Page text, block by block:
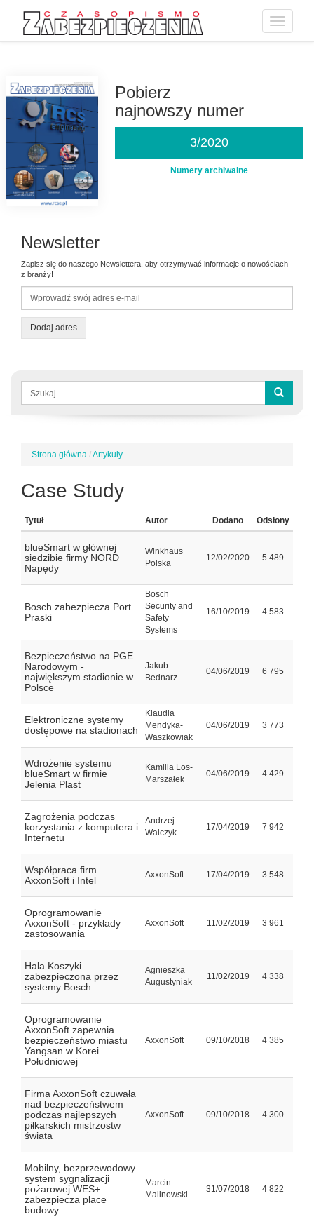
Toggle
Pobierz
najnowszy numer
3/2020
Numery archiwalne
Newsletter
Zapisz się do naszego Newslettera, aby otrzymywać informacje o nowościach
z branży!
Dodaj adres
Formularz
wyszukiwania
Jesteś
Strona główna /Artykuły
Case Study
Tytuł Autor Dodano Odsłony
blueSmart w głównej
siedzibie firmy NORD
Napędy
Winkhaus
Polska
12/02/2020 5 489
Bosch zabezpiecza Port
Praski
Bosch
Security and
Safety
Systems
16/10/2019 4 583
Bezpieczeństwo na PGE
Narodowym -
największym stadionie w
Polsce
Jakub
Bednarz
04/06/2019 6 795
Elektroniczne systemy
dostępowe na stadionach
Klaudia
Mendyka-
Waszkowiak
04/06/2019 3 773
Wdrożenie systemu
blueSmart w firmie
Jelenia Plast
Kamilla Los-
Marszałek
04/06/2019 4 429
Zagrożenia podczas
korzystania z komputera i
Internetu
Andrzej
Walczyk
17/04/2019 7 942
Współpraca firm
AxxonSoft i Intel
AxxonSoft 17/04/2019 3 548
Oprogramowanie
AxxonSoft - przykłady
zastosowania
AxxonSoft 11/02/2019 3 961
Hala Koszyki
zabezpieczona przez
systemy Bosch
Agnieszka
Augustyniak
11/02/2019 4 338
Oprogramowanie
AxxonSoft zapewnia
bezpieczeństwo miastu
Yangsan w Korei
Południowej
AxxonSoft 09/10/2018 4 385
Firma AxxonSoft czuwała
nad bezpieczeństwem
podczas najlepszych
piłkarskich mistrzostw
świata
AxxonSoft 09/10/2018 4 300
Mobilny, bezprzewodowy
system sygnalizacji
pożarowej WES+
zabezpiecza place
budowy
Marcin
Malinowski
31/07/2018 4 822